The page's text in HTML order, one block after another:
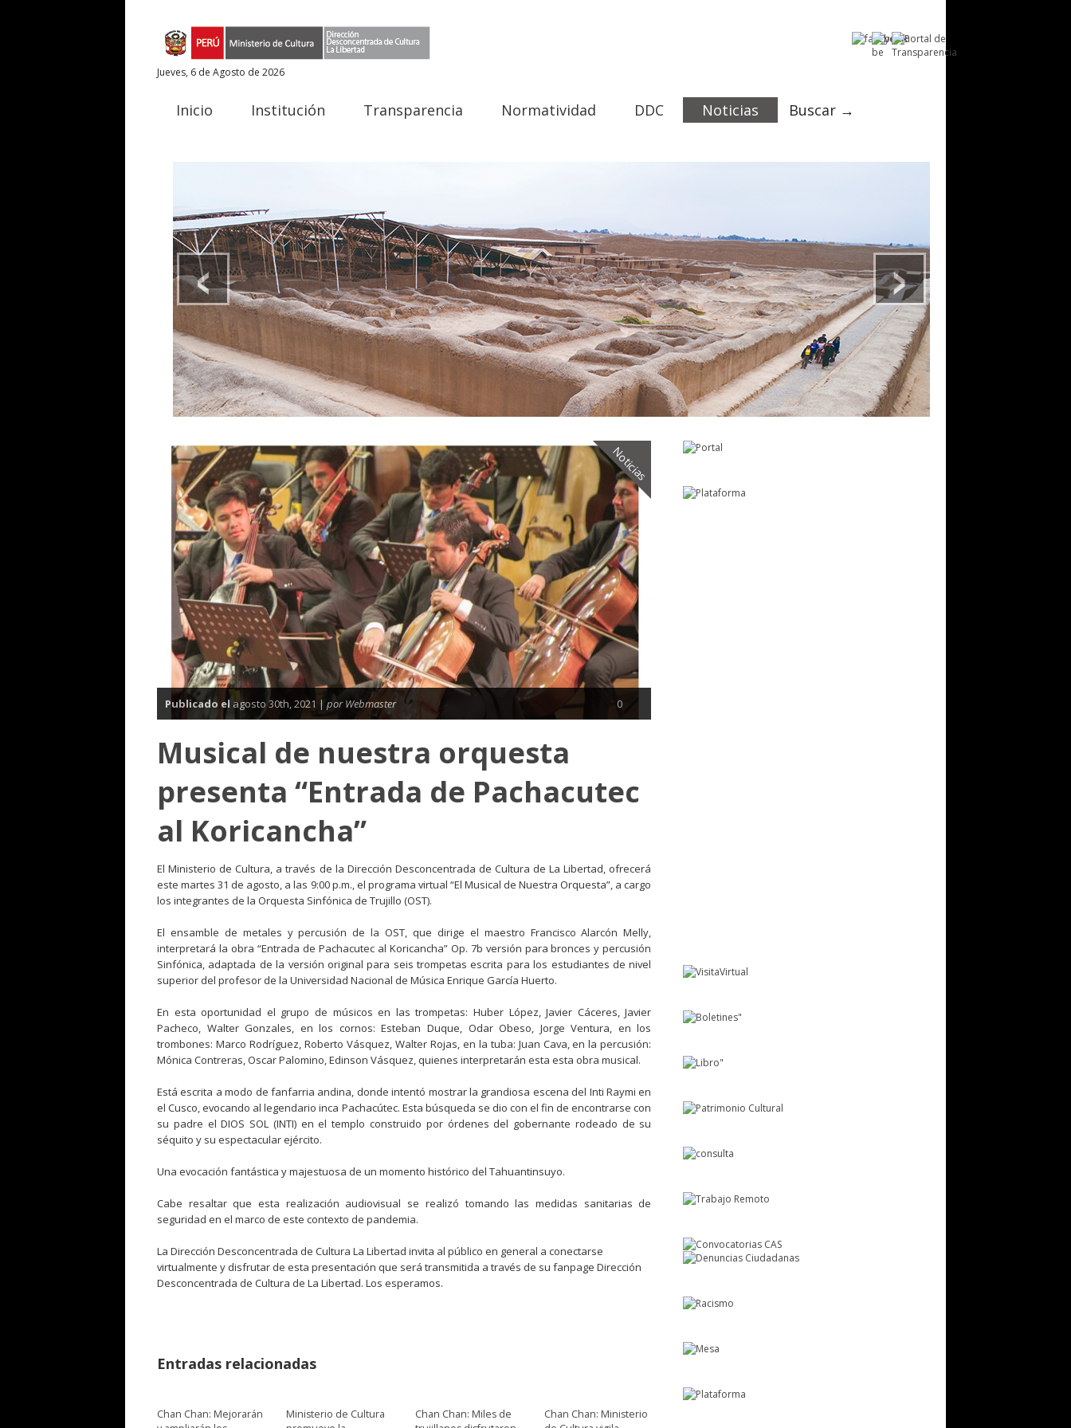
Jueves, 6 de Agosto de 2026
Inicio Institución Transparencia Normatividad DDC Noticias Buscar →
›
‹
Noticias
Publicado el agosto 30th, 2021 | por Webmaster 0
Musical de nuestra orquesta
presenta “Entrada de Pachacutec
al Koricancha”
El Ministerio de Cultura, a través de la Dirección Desconcentrada de Cultura de La Libertad, ofrecerá
este martes 31 de agosto, a las 9:00 p.m., el programa virtual “El Musical de Nuestra Orquesta”, a cargo
los integrantes de la Orquesta Sinfónica de Trujillo (OST).
El ensamble de metales y percusión de la OST, que dirige el maestro Francisco Alarcón Melly,
interpretará la obra “Entrada de Pachacutec al Koricancha” Op. 7b versión para bronces y percusión
Sinfónica, adaptada de la versión original para seis trompetas escrita para los estudiantes de nivel
superior del profesor de la Universidad Nacional de Música Enrique García Huerto.
En esta oportunidad el grupo de músicos en las trompetas: Huber López, Javier Cáceres, Javier
Pacheco, Walter Gonzales, en los cornos: Esteban Duque, Odar Obeso, Jorge Ventura, en los
trombones: Marco Rodríguez, Roberto Vásquez, Walter Rojas, en la tuba: Juan Cava, en la percusión:
Mónica Contreras, Oscar Palomino, Edinson Vásquez, quienes interpretarán esta esta obra musical.
Está escrita a modo de fanfarria andina, donde intentó mostrar la grandiosa escena del Inti Raymi en
el Cusco, evocando al legendario inca Pachacútec. Esta búsqueda se dio con el fin de encontrarse con
su padre el DIOS SOL (INTI) en el templo construido por órdenes del gobernante rodeado de su
séquito y su espectacular ejército.
Una evocación fantástica y majestuosa de un momento histórico del Tahuantinsuyo.
Cabe resaltar que esta realización audiovisual se realizó tomando las medidas sanitarias de
seguridad en el marco de este contexto de pandemia.
La Dirección Desconcentrada de Cultura La Libertad invita al público en general a conectarse
virtualmente y disfrutar de esta presentación que será transmitida a través de su fanpage Dirección
Desconcentrada de Cultura de La Libertad. Los esperamos.
Entradas relacionadas
Chan Chan: Mejorarán
Ministerio de Cultura
Chan Chan: Miles de
Chan Chan: Ministerio